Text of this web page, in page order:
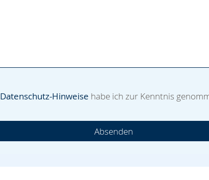
Datenschutz-Hinweise habe ich zur Kenntnis
Absenden